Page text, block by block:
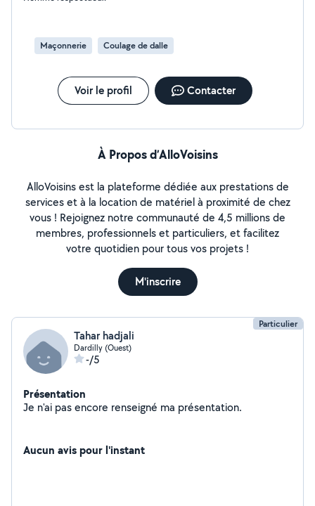
Maçonnerie Coulage de dalle
Voir le profil Contacter
À Propos d’AlloVoisins
AlloVoisins est la plateforme dédiée aux prestations de
services et à la location de matériel à proximité de chez
vous ! Rejoignez notre communauté de 4,5 millions de
membres, professionnels et particuliers, et facilitez
votre quotidien pour tous vos projets !
M'inscrire
Particulier
Tahar hadjali
Dardilly (Ouest)
-/5
Présentation
Je n'ai pas encore renseigné ma présentation.
Aucun avis pour l'instant